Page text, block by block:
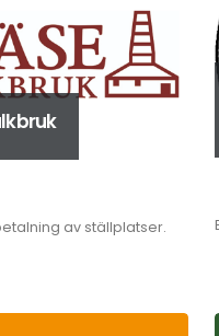
av ställplatser.